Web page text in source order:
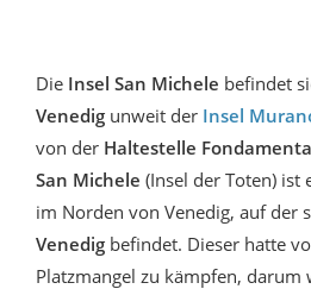
Die Insel San Michele befindet
Venedig unweit der Insel
von der Haltestelle
San Michele (Insel der Toten) ist
im Norden von Venedig, auf der
Venedig befindet. Dieser hatte
Platzmangel zu kämpfen, darum